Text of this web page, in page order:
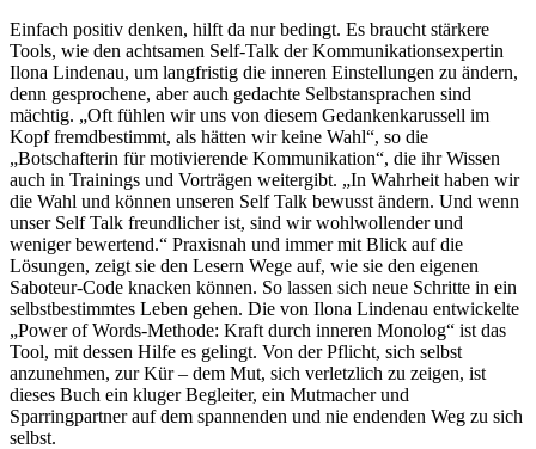
Einfach positiv denken, hilft da nur bedingt. Es braucht stärkere
Tools, wie den achtsamen Self-Talk der Kommunikationsexpertin
Ilona Lindenau, um langfristig die inneren Einstellungen zu ändern,
denn gesprochene, aber auch gedachte Selbstansprachen sind
mächtig. „Oft fühlen wir uns von diesem Gedankenkarussell im
Kopf fremdbestimmt, als hätten wir keine Wahl“, so die
„Botschafterin für motivierende Kommunikation“, die ihr Wissen
auch in Trainings und Vorträgen weitergibt. „In Wahrheit haben wir
die Wahl und können unseren Self Talk bewusst ändern. Und wenn
unser Self Talk freundlicher ist, sind wir wohlwollender und
weniger bewertend.“ Praxisnah und immer mit Blick auf die
Lösungen, zeigt sie den Lesern Wege auf, wie sie den eigenen
Saboteur-Code knacken können. So lassen sich neue Schritte in ein
selbstbestimmtes Leben gehen. Die von Ilona Lindenau entwickelte
„Power of Words-Methode: Kraft durch inneren Monolog“ ist das
Tool, mit dessen Hilfe es gelingt. Von der Pflicht, sich selbst
anzunehmen, zur Kür – dem Mut, sich verletzlich zu zeigen, ist
dieses Buch ein kluger Begleiter, ein Mutmacher und
Sparringpartner auf dem spannenden und nie endenden Weg zu sich
selbst.